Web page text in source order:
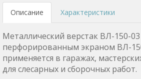
Описание Характеристики
Металлический верстак ВЛ-150-
перфорированным экраном ВЛ-
применяется в гаражах,
для слесарных и сборочных работ.